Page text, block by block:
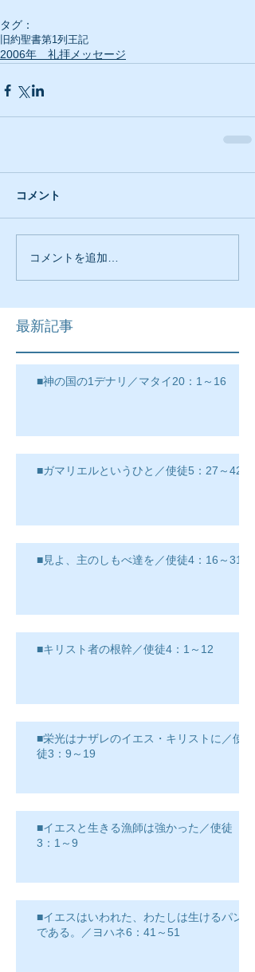
タグ：
旧約聖書第1列王記
2006年 礼拝メッセージ
コメント
コメントを追加…
最新記事
■神の国の1デナリ／マタイ20：1～16
■ガマリエルというひと／使徒5：27～42
■見よ、主のしもべ達を／使徒4：16～31
■キリスト者の根幹／使徒4：1～12
■栄光はナザレのイエス・キリストに／使
徒3：9～19
■イエスと生きる漁師は強かった／使徒
3：1～9
■イエスはいわれた、わたしは生けるパン
である。／ヨハネ6：41～51